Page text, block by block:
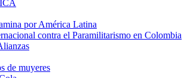
por América Latina
contra el Paramilitarismo en Colombia
de muyeres